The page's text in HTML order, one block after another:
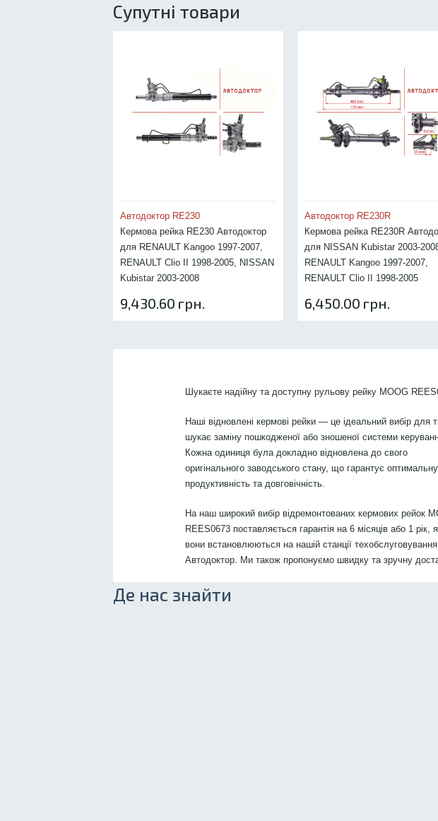
Супутні товари
Автодоктор RE230
Кермова рейка RE230 Автодоктор
для RENAULT Kangoo 1997-2007,
RENAULT Clio II 1998-2005, NISSAN
Kubistar 2003-2008
9,430.60 грн.
Автодоктор RE230R
Кермова рейка RE230R
для NISSAN Kubistar 2003-
RENAULT Kangoo 1997-2007,
RENAULT Clio II 1998-2005
6,450.00 грн.
Шукаєте надійну та доступну рульову рейку MOOG
Наші відновлені кермові рейки — це ідеальний вибір для
шукає заміну пошкодженої або зношеної системи
Кожна одиниця була докладно відновлена до свого
оригінального заводського стану, що гарантує оптимальну
продуктивність та довговічність.
На наш широкий вибір відремонтованих кермових рейок
REES0673 поставляється гарантія на 6 місяців або 1 рік,
вони встановлюються на нашій станції техобслуговування
Автодоктор. Ми також пропонуємо швидку та зручну
Де нас знайти